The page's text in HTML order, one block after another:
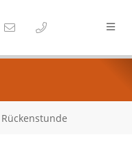
Rückenstunde